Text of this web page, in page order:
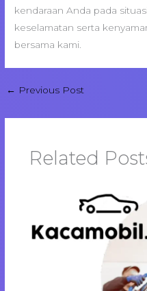
kendaraan Anda pada
keselamatan serta
bersama kami.
← Previous Post
Related